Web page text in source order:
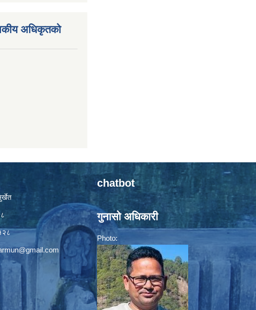
अधिकृतको
chatbot
गुनासो अधिकारी
Photo: